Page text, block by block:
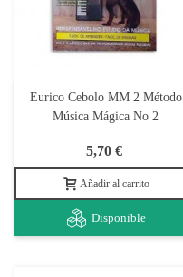
Eurico Cebolo MM 2 Método
Música Mágica No 2
5,70 €
Añadir al carrito
Disponible